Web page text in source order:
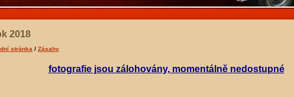
2018
stránka / Zásahy
fotografie jsou zálohovány, momentálně nedostupné